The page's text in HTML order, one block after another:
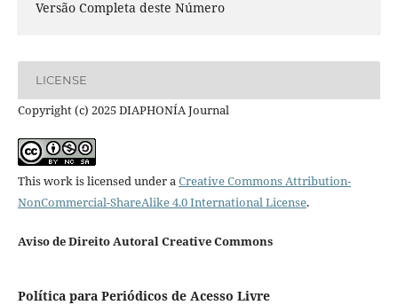
Versão Completa deste Número
LICENSE
Copyright (c) 2025 DIAPHONÍA Journal
This work is licensed under aCreative Commons Attribution-
NonCommercial-ShareAlike 4.0 International License.
Aviso de Direito Autoral Creative Commons
Política para Periódicos de Acesso Livre